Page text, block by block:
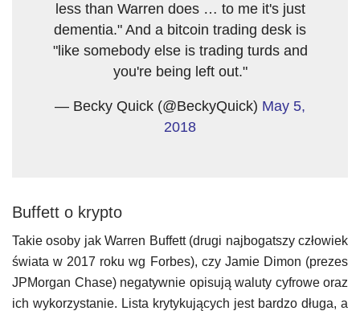
less than Warren does … to me it's just
dementia." And a bitcoin trading desk is
"like somebody else is trading turds and
you're being left out."
— Becky Quick (@BeckyQuick) May 5,
2018
Buffett o krypto
Takie osoby jak Warren Buffett (drugi najbogatszy człowiek
świata w 2017 roku wg Forbes), czy Jamie Dimon (prezes
JPMorgan Chase) negatywnie opisują waluty cyfrowe oraz
ich wykorzystanie. Lista krytykujących jest bardzo długa, a